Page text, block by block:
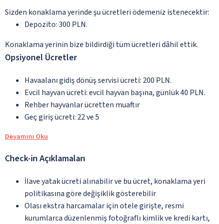
Sizden konaklama yerinde şu ücretleri ödemeniz istenecektir:
Depozito: 300 PLN.
Konaklama yerinin bize bildirdiği tüm ücretleri dâhil ettik.
Opsiyonel Ücretler
Havaalanı gidiş dönüş servisi ücreti: 200 PLN.
Evcil hayvan ücreti: evcil hayvan başına, günlük 40 PLN.
Rehber hayvanlar ücretten muaftır
Geç giriş ücreti: 22 ve 5
Devamını Oku
Check-in Açıklamaları
İlave yatak ücreti alınabilir ve bu ücret, konaklama yeri
politikasına göre değişiklik gösterebilir
Olası ekstra harcamalar için otele girişte, resmi
kurumlarca düzenlenmiş fotoğraflı kimlik ve kredi kartı,